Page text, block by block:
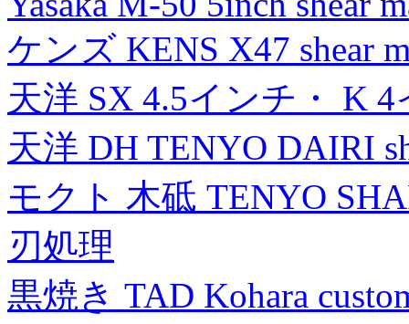
ケンズ KENS X47 shear
天洋 SX 4.5インチ・ K
天洋 DH TENYO DAIRI
モクト 木砥 TENYO
刃処理
黒焼き TAD Kohara